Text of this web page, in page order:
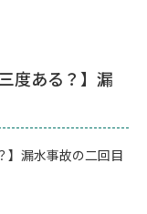
度ある？】漏
漏水事故の二回目